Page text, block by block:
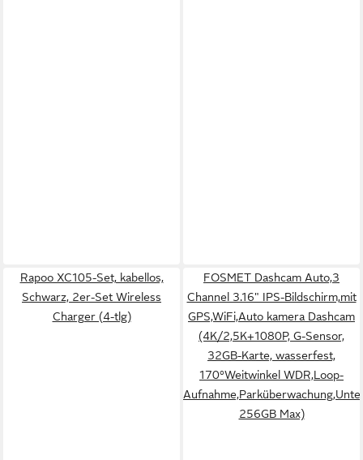
Rapoo XC105-Set, kabellos,
Schwarz, 2er-Set Wireless
Charger (4-tlg)
FOSMET Dashcam Auto,3
Channel 3.16" IPS-Bildschirm,mit
GPS,WiFi,Auto kamera Dashcam
(4K/2,5K+1080P, G-Sensor,
32GB-Karte, wasserfest,
170°Weitwinkel WDR,Loop-
256GB Max)